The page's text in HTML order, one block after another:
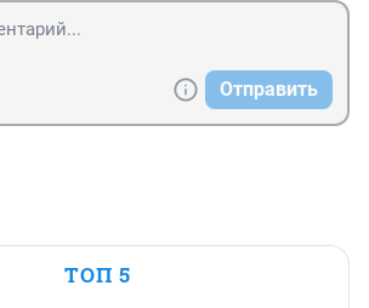
Отправить
ТОП 5